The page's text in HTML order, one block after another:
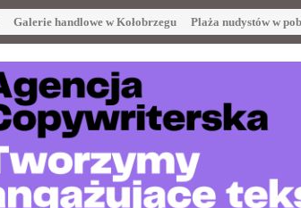
Galerie handlowe w Kołobrzegu Plaża nudystów w